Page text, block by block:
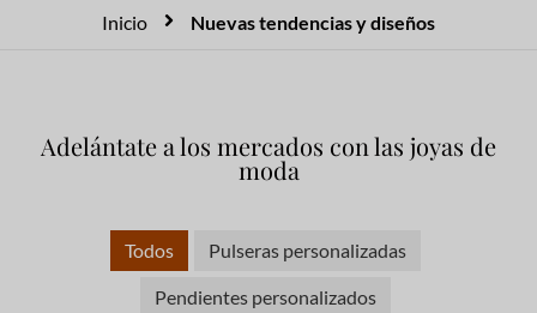
Inicio Nuevas tendencias y diseños
Adelántate a los mercados con las joyas de
moda
Todos Pulseras personalizadas
Pendientes personalizados